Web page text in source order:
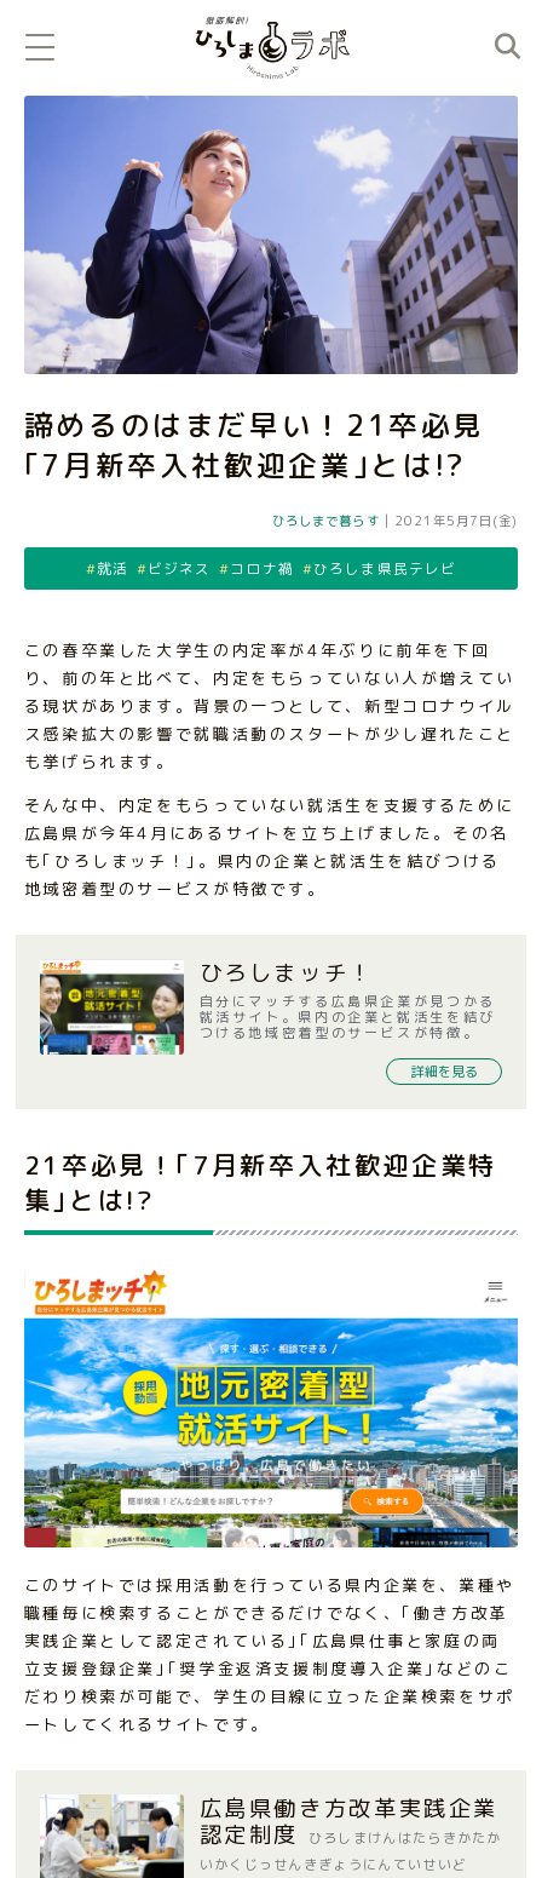
諦めるのはまだ早い！21卒必見
｢7月新卒入社歓迎企業｣とは!?
ひろしまで暮らす | 2021年5月7日(金)
就活 ビジネス コロナ禍 ひろしま県民テレビ
この春卒業した大学生の内定率が4年ぶりに前年を下回
り、前の年と比べて、内定をもらっていない人が増えてい
る現状があります。背景の一つとして、新型コロナウイル
ス感染拡大の影響で就職活動のスタートが少し遅れたこと
も挙げられます。
そんな中、内定をもらっていない就活生を支援するために
広島県が今年4月にあるサイトを立ち上げました。その名
も｢ひろしまッチ！｣。県内の企業と就活生を結びつける
地域密着型のサービスが特徴です。
ひろしまッチ！
自分にマッチする広島県企業が見つかる
就活サイト。県内の企業と就活生を結び
つける地域密着型のサービスが特徴。
詳細を見る
21卒必見！｢7月新卒入社歓迎企業特
集｣とは!?
このサイトでは採用活動を行っている県内企業を、業種や
職種毎に検索することができるだけでなく、｢働き方改革
実践企業として認定されている｣｢広島県仕事と家庭の両
立支援登録企業｣｢奨学金返済支援制度導入企業｣などのこ
だわり検索が可能で、学生の目線に立った企業検索をサポ
ートしてくれるサイトです。
広島県働き方改革実践企業
認定制度
ひろしまけんはたらきかたか
いかくじっせんきぎょうにんていせいど